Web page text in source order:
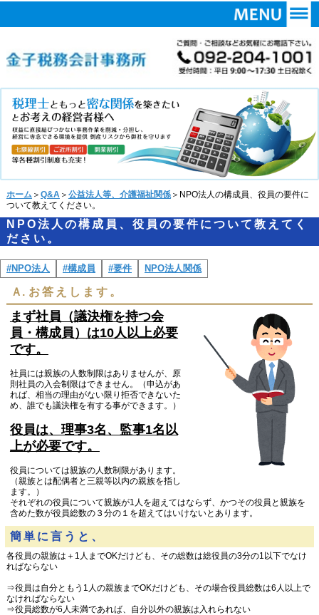
ホーム ＞ Q&A ＞ 公益法人等、介護福祉関係＞NPO法人の構成員、役員の要件に
ついて教えてください。
NPO法人の構成員、役員の要件について教えてく
ださい。
#NPO法人 #構成員 #要件 NPO法人関係
Ａ. お答えします。
まず社員（議決権を持つ会
員・構成員）は10人以上必要
です。
社員には親族の人数制限はありませんが、原
則社員の入会制限はできません。（申込があ
れば、相当の理由がない限り拒否できないた
め、誰でも議決権を有する事ができます。）
役員は、理事3名、監事1名以
上が必要です。
役員については親族の人数制限があります。
（親族とは配偶者と三親等以内の親族を指し
ます。）
それぞれの役員について親族が1人を超えてはならず、かつその役員と親族を
含めた数が役員総数の３分の１を超えてはいけないとあります。
簡単に言うと、
各役員の親族は＋1人までOKだけども、その総数は総役員の3分の1以下でなけ
ればならない
⇒役員は自分ともう1人の親族までOKだけども、その場合役員総数は6人以上で
なければならない
⇒役員総数が6人未満であれば、自分以外の親族は入れられない